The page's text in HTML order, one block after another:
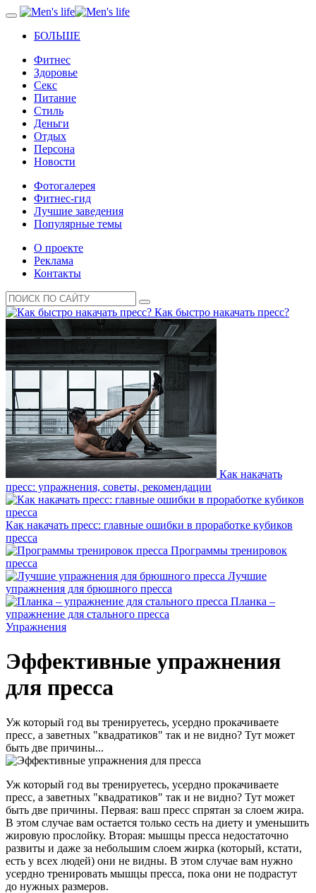
БОЛЬШЕ
Фитнес
Здоровье
Секс
Питание
Стиль
Деньги
Отдых
Персона
Новости
Фотогалерея
Фитнес-гид
Лучшие заведения
Популярные темы
О проекте
Реклама
Контакты
Как быстро накачать пресс?
Как накачать
пресс: упражнения, советы, рекомендации
Как накачать пресс: главные ошибки в проработке кубиков
пресса
Программы тренировок
пресса
Лучшие
упражнения для брюшного пресса
Планка –
упражнение для стального пресса
Упражнения
Эффективные упражнения
для пресса
Уж который год вы тренируетесь, усердно прокачиваете
пресс, а заветных "квадратиков" так и не видно? Тут может
быть две причины...
Уж который год вы тренируетесь, усердно прокачиваете
пресс, а заветных "квадратиков" так и не видно? Тут может
быть две причины. Первая: ваш пресс спрятан за слоем жира.
В этом случае вам остается только сесть на диету и уменьшить
жировую прослойку. Вторая: мышцы пресса недостаточно
развиты и даже за небольшим слоем жирка (который, кстати,
есть у всех людей) они не видны. В этом случае вам нужно
усердно тренировать мышцы пресса, пока они не подрастут
до нужных размеров.